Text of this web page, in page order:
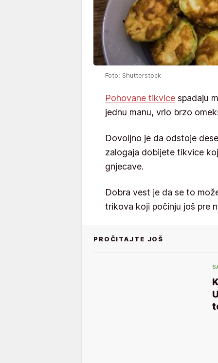
Foto: Shutterstock
Pohovane tikvice spadaju
jednu manu, vrlo brzo
Dovoljno je da odstoje
zalogaja dobijete tikvice
gnjecave.
Dobra vest je da se to
trikova koji počinju još pre
PROČITAJTE JOŠ